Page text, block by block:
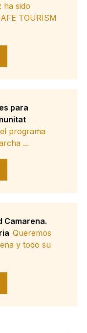
ha sido
TOURISM
para
programa
...
Camarena.
Queremos
y todo su